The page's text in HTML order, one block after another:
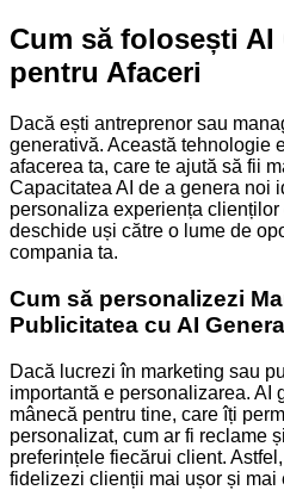
Cum să folosești AI
pentru Afaceri
Dacă ești antreprenor sau
generativă. Această tehnologie
afacerea ta, care te ajută să fii
Capacitatea AI de a genera noi
personaliza experiența
deschide uși către o lume de
compania ta.
Cum să personalizezi
Publicitatea cu AI
Dacă lucrezi în marketing sau
importantă e personalizarea. AI
mânecă pentru tine, care îți
personalizat, cum ar fi reclame
preferințele fiecărui client.
fidelizezi clienții mai ușor și mai